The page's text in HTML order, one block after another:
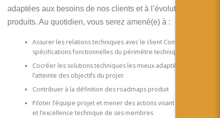
日本語
adaptées aux besoins de nos clients et à l’évolution de nos
produits. Au quotidien, vous serez amené(e) à :
Assurer les relations techniques avec le client Contribuer aux
spécifications fonctionnelles du périmètre technique confié
Cocréer les solutions techniques les mieux adaptées à
l’atteinte des objectifs du projet
Contribuer à la définition des roadmaps produit
Piloter l’équipe projet et mener des actions visant l’autonomie
et l’excellence technique de ses membres